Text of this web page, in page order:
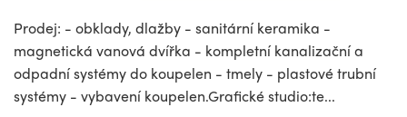
Prodej: - obklady, dlažby - sanitární keramika -
magnetická vanová dvířka - kompletní kanalizační a
odpadní systémy do koupelen - tmely - plastové trubní
systémy - vybavení koupelen.Grafické studio:te...